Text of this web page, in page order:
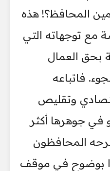
المحافظ؟! هذه
مع توجهاته التي
بحق العمال
فاتباعه
وتقليص
في جوهرها أكثر
المحافظون
بوضوح في موقف